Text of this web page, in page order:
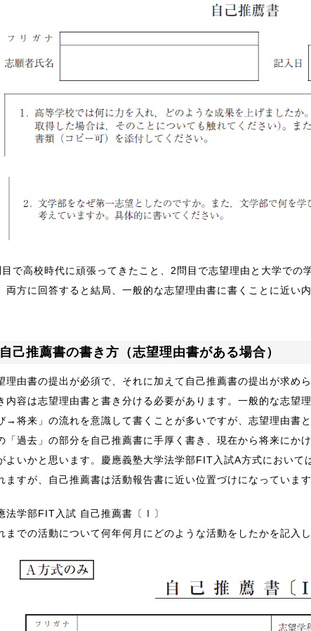
で高校時代に頑張ってきたこと、2問目で志望理由と大学での
両方に回答すると結局、一般的な志望理由書に書くことに近い
己推薦書の書き方（志望理由書がある場合）
理由書の提出が必須で、それに加えて自己推薦書の提出が求め
内容は志望理由書と書き分ける必要があります。一般的な志
→将来」の流れを意識して書くことが多いですが、志望理由書
「過去」の部分を自己推薦書に手厚く書き、現在から将来にか
よいかと思います。慶應義塾大学法学部FIT入試A方式において
ますが、自己推薦書は活動報告書に近い位置づけになっています
法学部FIT入試 自己推薦書〔Ⅰ〕
までの活動について何年何月にどのような活動をしたかを記入